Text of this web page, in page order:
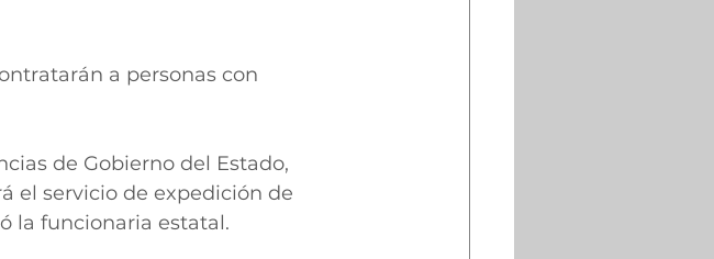
a personas con
de Gobierno del Estado,
el servicio de expedición de
la funcionaria estatal.